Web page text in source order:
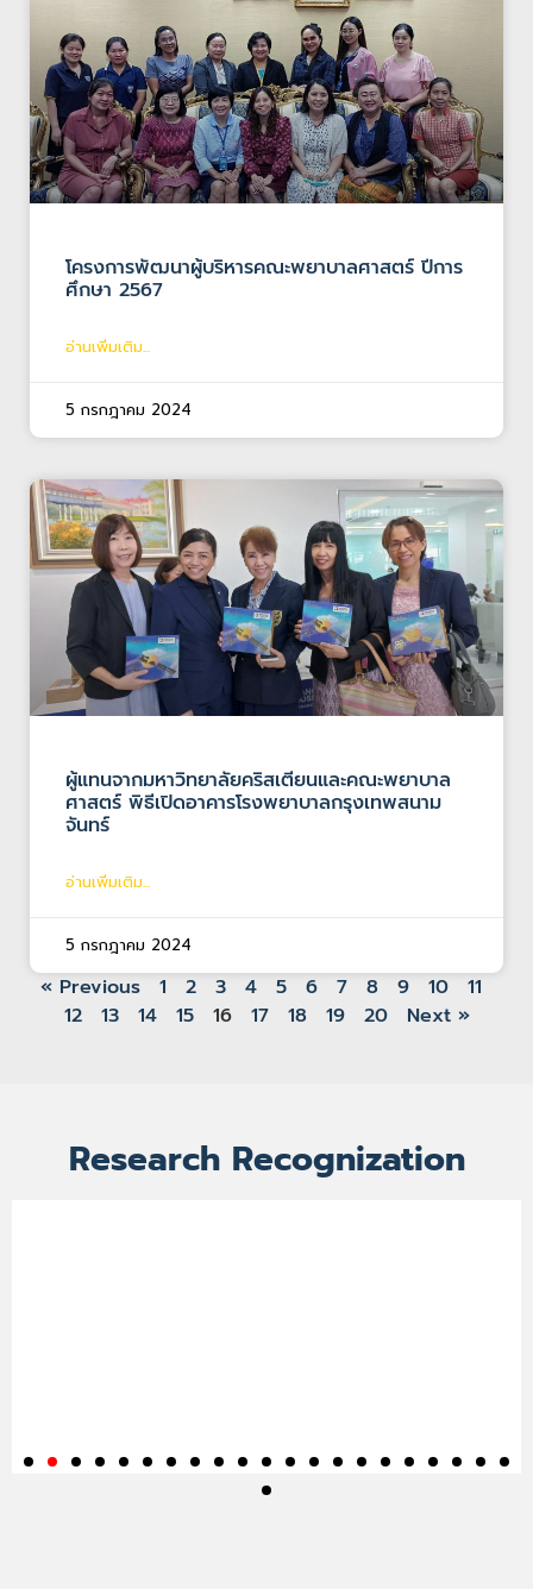
โครงการพัฒนาผู้บริหารคณะพยาบาลศาสตร์ ปีการ
ศึกษา 2567
อ่านเพิ่มเติม...
5 กรกฎาคม 2024
ผู้แทนจากมหาวิทยาลัยคริสเตียนและคณะพยาบาล
ศาสตร์ พิธีเปิดอาคารโรงพยาบาลกรุงเทพสนาม
จันทร์
อ่านเพิ่มเติม...
5 กรกฎาคม 2024
« Previous 1 2 3 4 5 6 7 8 9 10
11
12
13 14 15 16 17 18 19 20 Next »
Research Recognization